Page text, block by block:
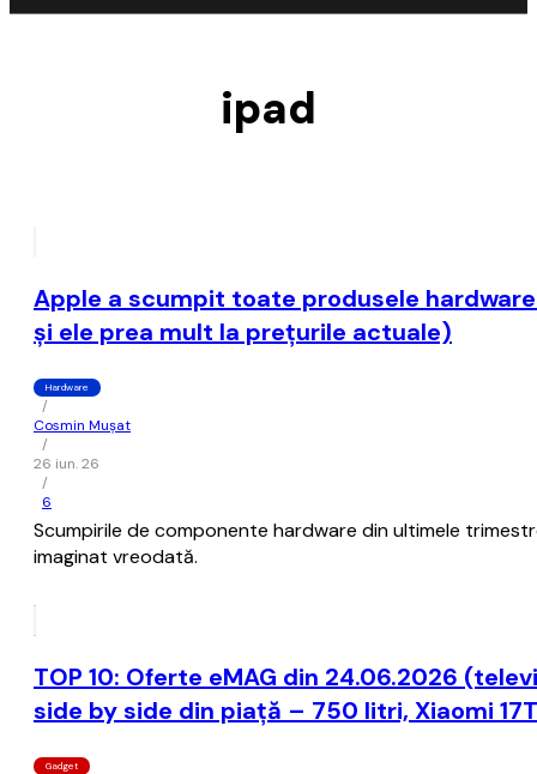
ipad
Apple a scumpit toate produsele
şi ele prea mult la preţurile actuale)
Hardware
/
Cosmin Mușat
/
26 iun. 26
/
6
Scumpirile de componente hardware din ultimele
imaginat vreodată.
TOP 10: Oferte eMAG din 24.06.2026
side by side din piață – 750 litri, Xiaomi
Gadget